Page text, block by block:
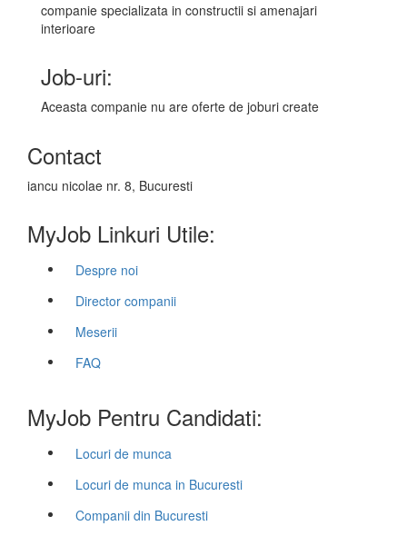
companie specializata in constructii si amenajari
interioare
Job-uri:
Aceasta companie nu are oferte de joburi create
Contact
iancu nicolae nr. 8, Bucuresti
MyJob Linkuri Utile:
Despre noi
Director companii
Meserii
FAQ
MyJob Pentru Candidati:
Locuri de munca
Locuri de munca in Bucuresti
Companii din Bucuresti